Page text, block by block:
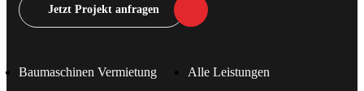
Baumaschinen Vermietung
Alle Leistungen
Jetzt Projekt anfragen